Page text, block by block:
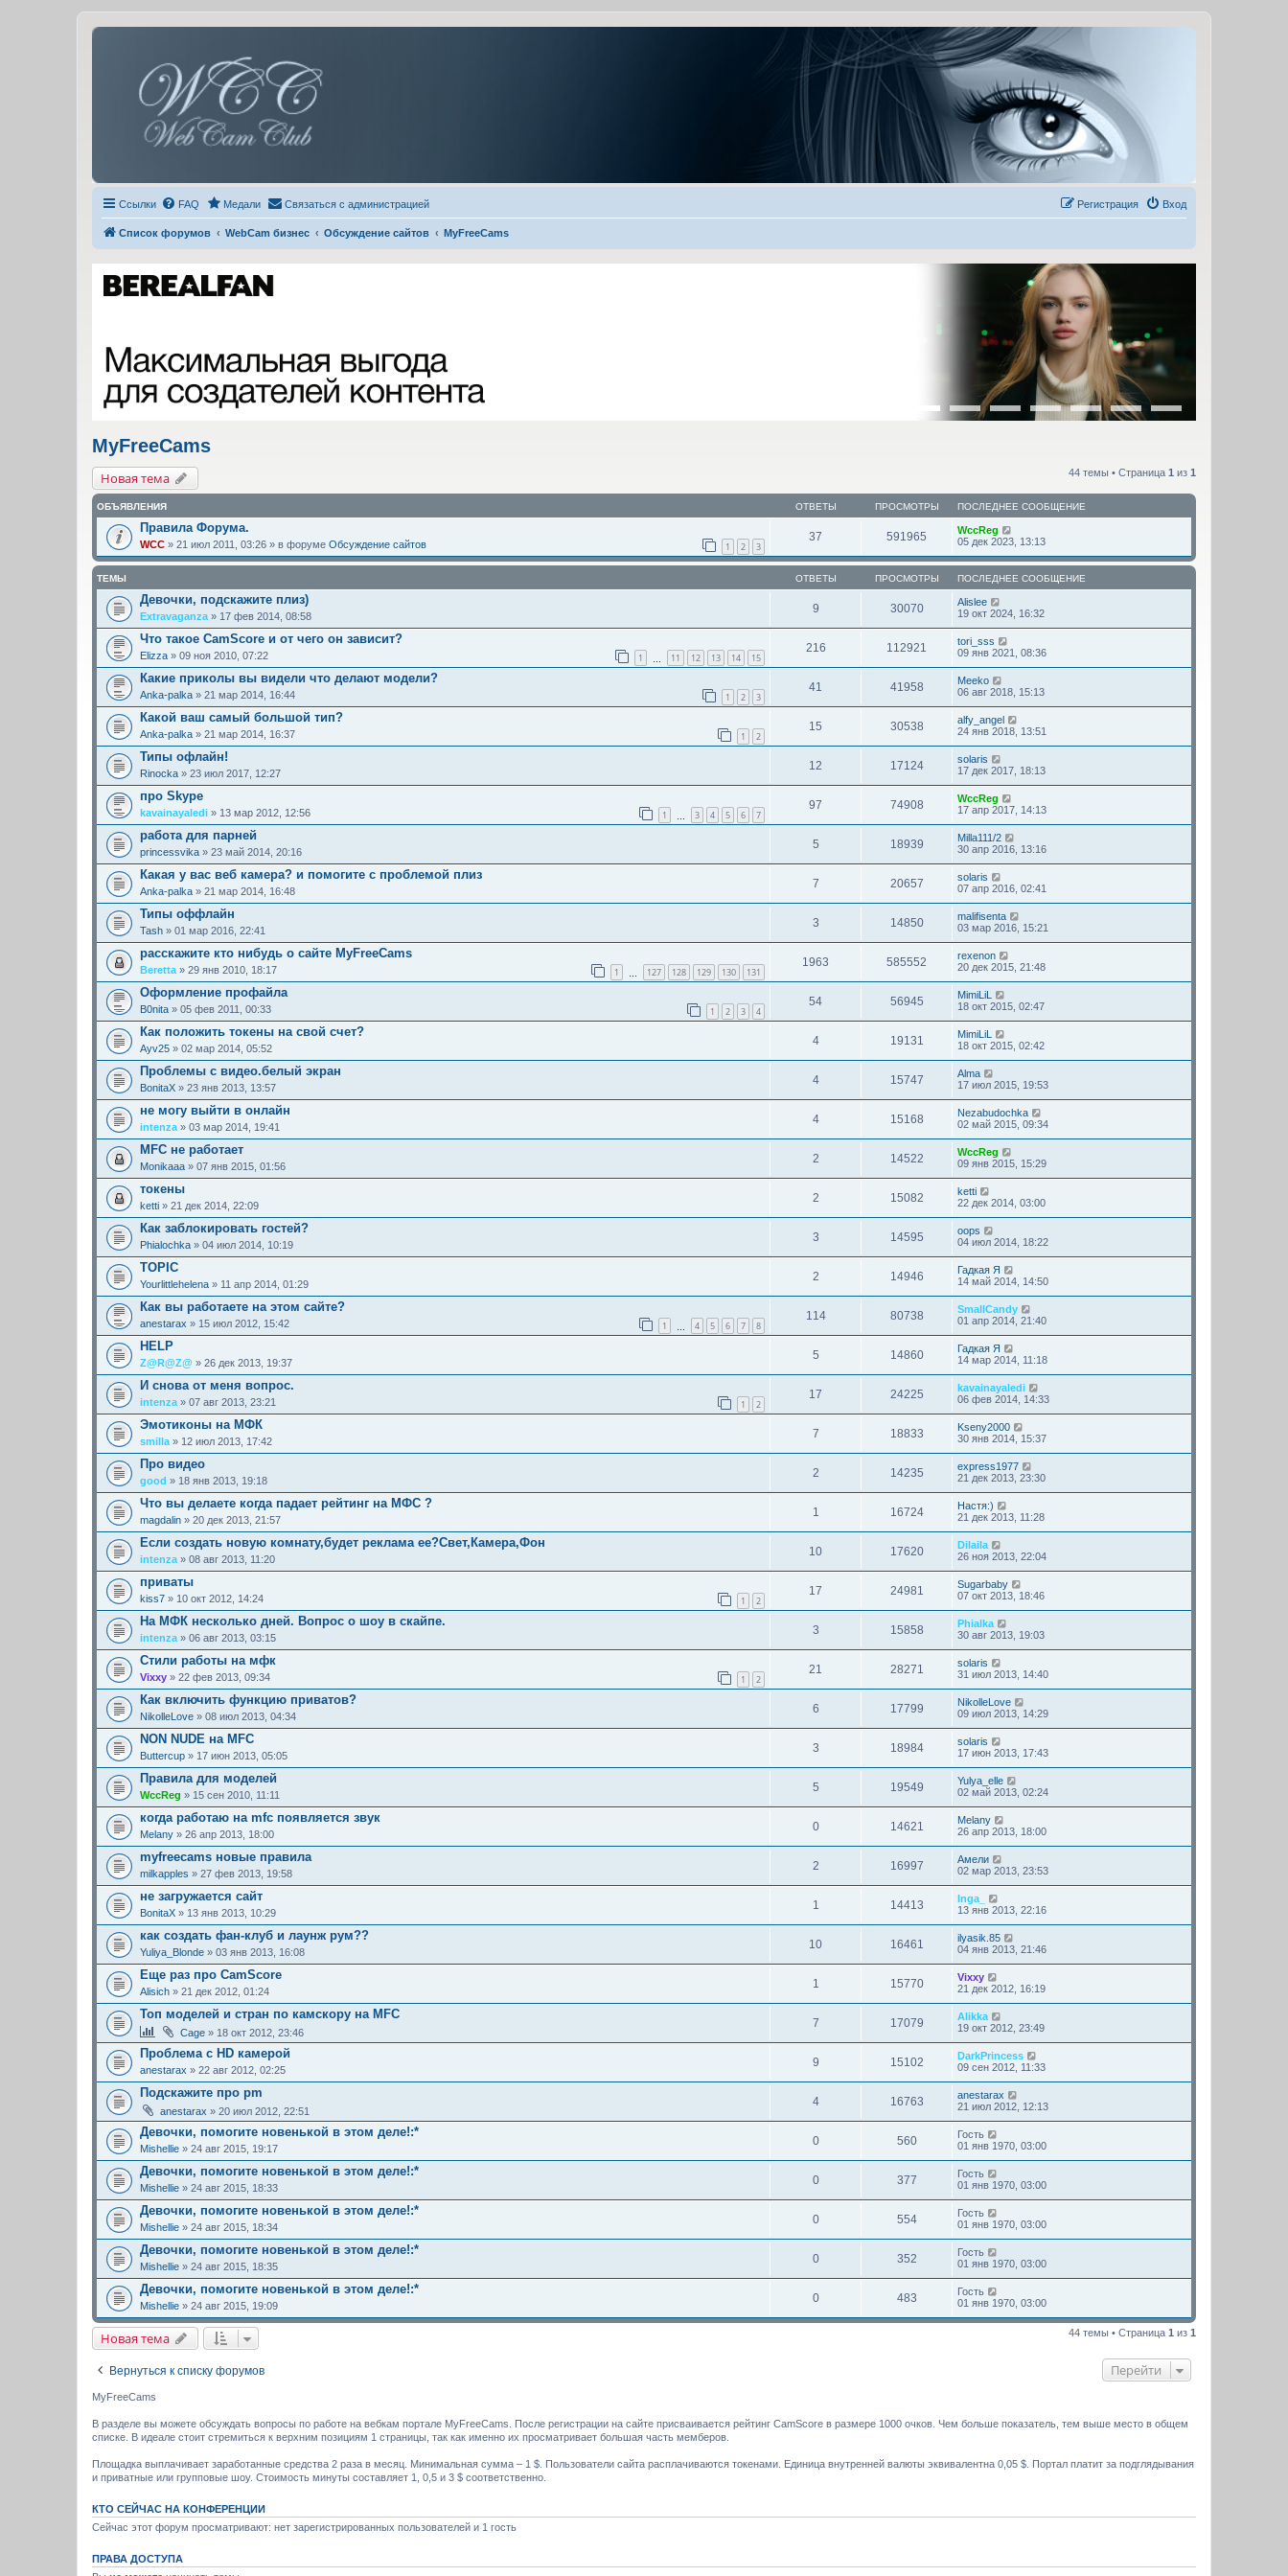
Ссылки FAQ Медали Связаться с администрацией Вход
Регистрация
Список форумов WebCam бизнес Обсуждение сайтов MyFreeCams
MyFreeCams
Новая тема 44 темы • Страница 1 из 1
ОБЪЯВЛЕНИЯ ОТВЕТЫ ПРОСМОТРЫ ПОСЛЕДНЕЕ СООБЩЕНИЕ
Правила Форума.
WCC » 21 июл 2011, 03:26 » в форуме Обсуждение сайтов 1 2 3
37 591965
WccReg
05 дек 2023, 13:13
ТЕМЫ ОТВЕТЫ ПРОСМОТРЫ ПОСЛЕДНЕЕ СООБЩЕНИЕ
Девочки, подскажите плиз)
Extravaganza » 17 фев 2014, 08:58
9 30070
Alislee
19 окт 2024, 16:32
Что такое CamScore и от чего он зависит?
Elizza » 09 ноя 2010, 07:22 1 11 12 13 14 15
216 112921
tori_sss
09 янв 2021, 08:36
Какие приколы вы видели что делают модели?
Anka-palka » 21 мар 2014, 16:44 1 2 3
41 41958
Meeko
06 авг 2018, 15:13
Какой ваш самый большой тип?
Anka-palka » 21 мар 2014, 16:37 1 2
15 30538
alfy_angel
24 янв 2018, 13:51
Типы офлайн!
Rinocka » 23 июл 2017, 12:27
12 17124
solaris
17 дек 2017, 18:13
про Skype
kavainayaledi » 13 мар 2012, 12:56 1 3 4 5 6 7
97 74908
WccReg
17 апр 2017, 14:13
работа для парней
princessvika » 23 май 2014, 20:16
5 18939
Milla111/2
30 апр 2016, 13:16
Какая у вас веб камера? и помогите с проблемой плиз
Anka-palka » 21 мар 2014, 16:48
7 20657
solaris
07 апр 2016, 02:41
Типы оффлайн
Tash » 01 мар 2016, 22:41
3 14850
malifisenta
03 мар 2016, 15:21
расскажите кто нибудь о сайте MyFreeCams
Beretta » 29 янв 2010, 18:17 1 127 128 129 130 131
1963 585552
rexenon
20 дек 2015, 21:48
Оформление профайла
B0nita » 05 фев 2011, 00:33 1 2 3 4
54 56945
MimiLiL
18 окт 2015, 02:47
Как положить токены на свой счет?
Ayv25 » 02 мар 2014, 05:52
4 19131
MimiLiL
18 окт 2015, 02:42
Проблемы с видео.белый экран
BonitaX » 23 янв 2013, 13:57
4 15747
Alma
17 июл 2015, 19:53
не могу выйти в онлайн
intenza » 03 мар 2014, 19:41
4 15168
Nezabudochka
02 май 2015, 09:34
MFC не работает
Monikaaa » 07 янв 2015, 01:56
2 14522
WccReg
09 янв 2015, 15:29
токены
ketti » 21 дек 2014, 22:09
2 15082
ketti
22 дек 2014, 03:00
Как заблокировать гостей?
Phialochka » 04 июл 2014, 10:19
3 14595
oops
04 июл 2014, 18:22
TOPIC
Yourlittlehelena » 11 апр 2014, 01:29
2 14946
Гадкая Я
14 май 2014, 14:50
Как вы работаете на этом сайте?
anestarax » 15 июл 2012, 15:42 1 4 5 6 7 8
114 80738
SmallCandy
01 апр 2014, 21:40
HELP
Z@R@Z@ » 26 дек 2013, 19:37
5 14860
Гадкая Я
14 мар 2014, 11:18
И снова от меня вопрос.
intenza » 07 авг 2013, 23:21 1 2
17 24225
kavainayaledi
06 фев 2014, 14:33
Эмотиконы на МФК
smilla » 12 июл 2013, 17:42
7 18833
Kseny2000
30 янв 2014, 15:37
Про видео
good » 18 янв 2013, 19:18
2 14235
express1977
21 дек 2013, 23:30
Что вы делаете когда падает рейтинг на МФС ?
magdalin » 20 дек 2013, 21:57
1 16724
Настя:)
21 дек 2013, 11:28
Если создать новую комнату,будет реклама ее?Свет,Камера,Фон
intenza » 08 авг 2013, 11:20
10 17620
Dilaila
26 ноя 2013, 22:04
приваты
kiss7 » 10 окт 2012, 14:24 1 2
17 24981
Sugarbaby
07 окт 2013, 18:46
На МФК несколько дней. Вопрос о шоу в скайпе.
intenza » 06 авг 2013, 03:15
3 15858
Phialka
30 авг 2013, 19:03
Стили работы на мфк
Vixxy » 22 фев 2013, 09:34 1 2
21 28271
solaris
31 июл 2013, 14:40
Как включить функцию приватов?
NikolleLove » 08 июл 2013, 04:34
6 17799
NikolleLove
09 июл 2013, 14:29
NON NUDE на MFC
Buttercup » 17 июн 2013, 05:05
3 18984
solaris
17 июн 2013, 17:43
Правила для моделей
WccReg » 15 сен 2010, 11:11
5 19549
Yulya_elle
02 май 2013, 02:24
когда работаю на mfс появляется звук
Melany » 26 апр 2013, 18:00
0 14621
Melany
26 апр 2013, 18:00
myfreecams новые правила
milkapples » 27 фев 2013, 19:58
2 16997
Амели
02 мар 2013, 23:53
не загружается сайт
BonitaX » 13 янв 2013, 10:29
1 14413
Inga_
13 янв 2013, 22:16
как создать фан-клуб и лаунж рум??
Yuliya_Blonde » 03 янв 2013, 16:08
10 16461
ilyasik.85
04 янв 2013, 21:46
Еще раз про CamScore
Alisich » 21 дек 2012, 01:24
1 15770
Vixxy
21 дек 2012, 16:19
Топ моделей и стран по камскору на MFC
Cage » 18 окт 2012, 23:46
7 17079
Alikka
19 окт 2012, 23:49
Проблема с HD камерой
anestarax » 22 авг 2012, 02:25
9 15102
DarkPrincess
09 сен 2012, 11:33
Подскажите про pm
anestarax » 20 июл 2012, 22:51
4 16763
anestarax
21 июл 2012, 12:13
Девочки, помогите новенькой в этом деле!:*
Mishellie » 24 авг 2015, 19:17
0 560
Гость
01 янв 1970, 03:00
Девочки, помогите новенькой в этом деле!:*
Mishellie » 24 авг 2015, 18:33
0 377
Гость
01 янв 1970, 03:00
Девочки, помогите новенькой в этом деле!:*
Mishellie » 24 авг 2015, 18:34
0 554
Гость
01 янв 1970, 03:00
Девочки, помогите новенькой в этом деле!:*
Mishellie » 24 авг 2015, 18:35
0 352
Гость
01 янв 1970, 03:00
Девочки, помогите новенькой в этом деле!:*
Mishellie » 24 авг 2015, 19:09
0 483
Гость
01 янв 1970, 03:00
Новая тема 44 темы • Страница 1 из 1
Вернуться к списку форумов Перейти
MyFreeCams
В разделе вы можете обсуждать вопросы по работе на вебкам портале MyFreeCams. После регистрации на сайте присваивается рейтинг CamScore в размере 1000 очков. Чем больше показатель, тем выше место в общем
списке. В идеале стоит стремиться к верхним позициям 1 страницы, так как именно их просматривает большая часть мемберов.
Площадка выплачивает заработанные средства 2 раза в месяц. Минимальная сумма – 1 $. Пользователи сайта расплачиваются токенами. Единица внутренней валюты эквивалентна 0,05 $. Портал платит за подглядывания
и приватные или групповые шоу. Стоимость минуты составляет 1, 0,5 и 3 $ соответственно.
КТО СЕЙЧАС НА КОНФЕРЕНЦИИ
Сейчас этот форум просматривают: нет зарегистрированных пользователей и 1 гость
ПРАВА ДОСТУПА